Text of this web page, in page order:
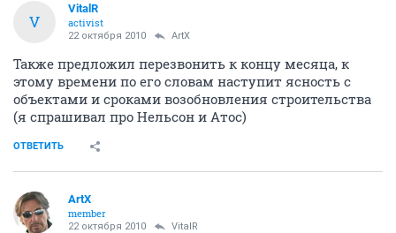
V
VitalR
activist
22 октября 2010 ArtX
Также предложил перезвонить к концу месяца, к
этому времени по его словам наступит ясность с
объектами и сроками возобновления строительства
(я спрашивал про Нельсон и Атос)
ОТВЕТИТЬ
ArtX
member
22 октября 2010 VitalR